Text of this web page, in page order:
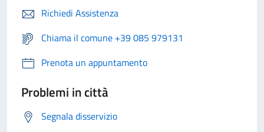
Richiedi Assistenza
Chiama il comune +39 085 979131
Prenota un appuntamento
Problemi in città
Segnala disservizio